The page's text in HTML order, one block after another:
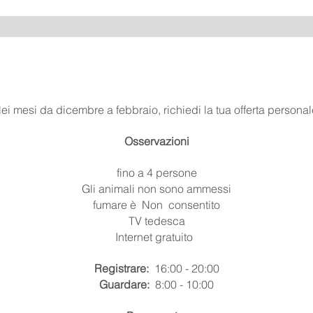
mesi da dicembre a febbraio, richiedi la tua offerta
Osservazioni
fino a 4 persone
Gli animali non sono ammessi
fumare è Non consentito
TV tedesca
Internet gratuito
Registrare: 16:00 - 20:00
Guardare: 8:00 - 10:00